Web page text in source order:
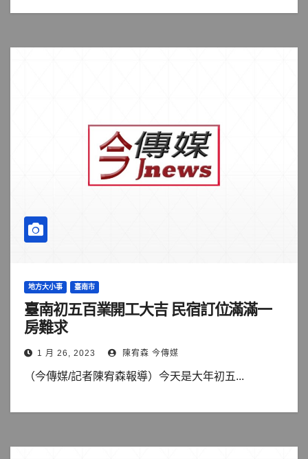
地方大小事 臺南市
臺南初五百業開工大吉 民宿訂位滿滿一
房難求
1 月 26, 2023 陳宥森 今傳媒
（今傳媒/記者陳宥森報導）今天是大年初五...